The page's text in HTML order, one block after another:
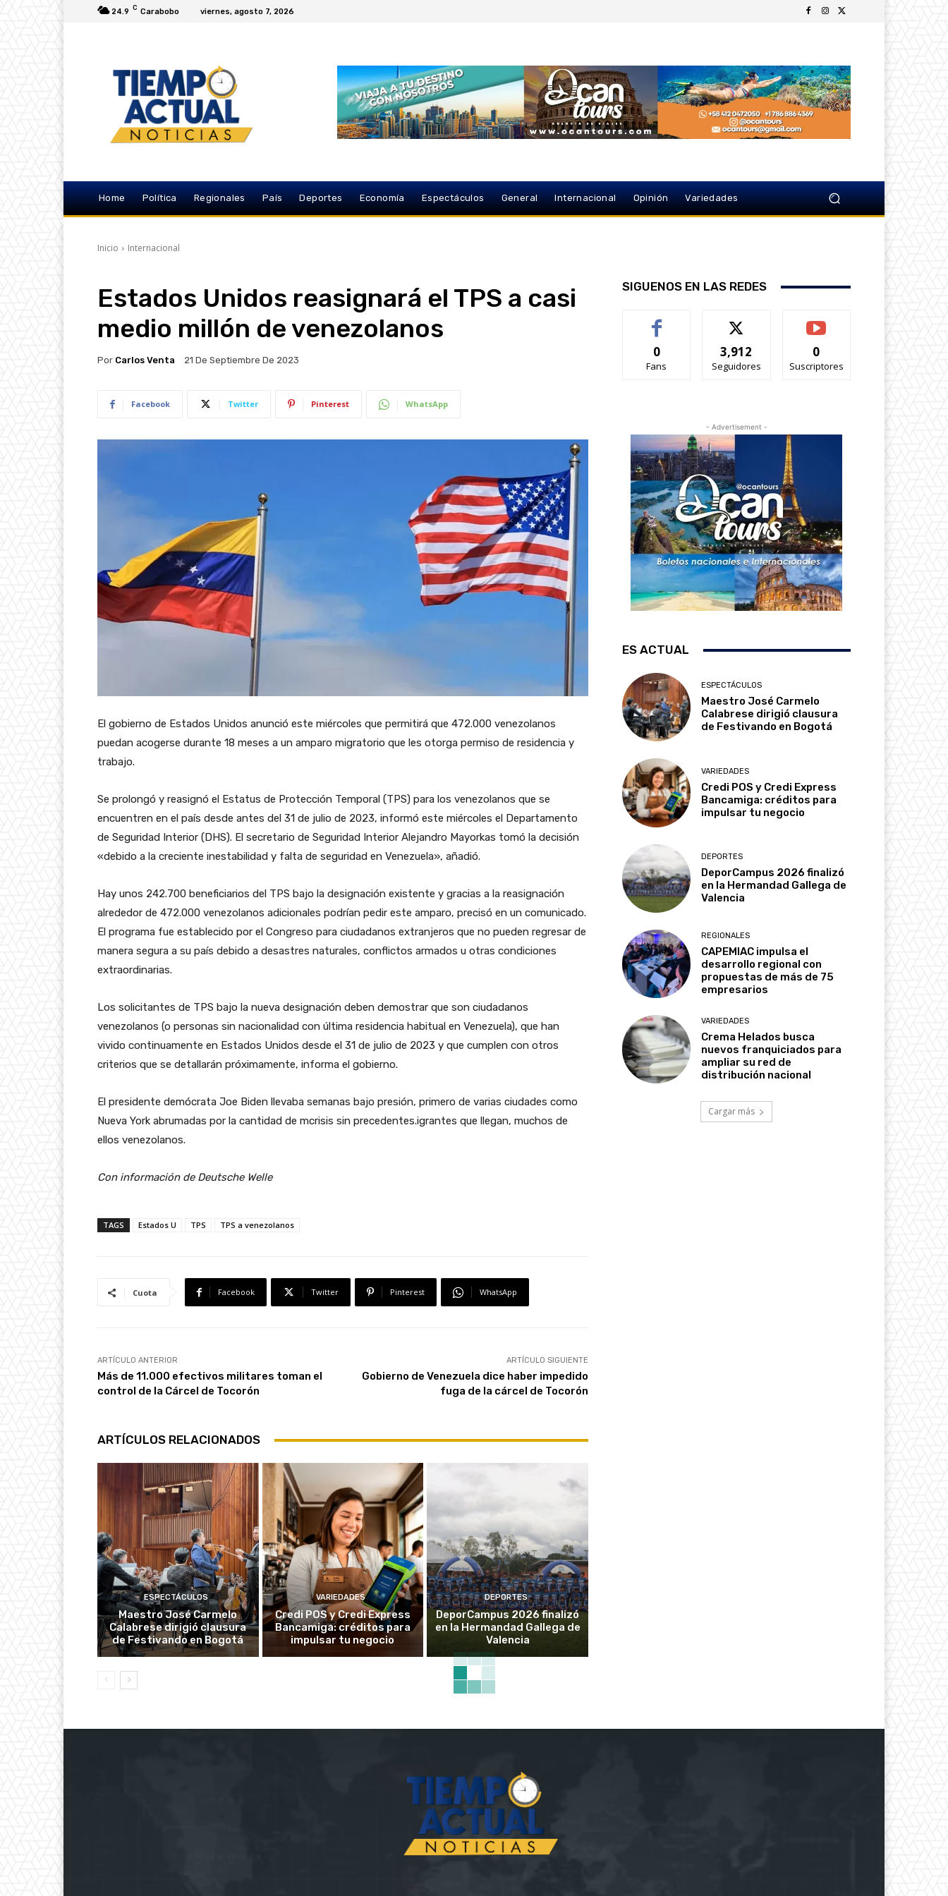
24.9 C Carabobo viernes, agosto 7, 2026
Home Política Regionales País Deportes Economía Espectáculos General Internacional Opinión Variedades
Inicio Internacional
Estados Unidos reasignará el TPS a casi
medio millón de venezolanos
Por Carlos Venta 21 De Septiembre De 2023
Facebook Twitter Pinterest WhatsApp
El gobierno de Estados Unidos anunció este miércoles que permitirá que 472.000 venezolanos
puedan acogerse durante 18 meses a un amparo migratorio que les otorga permiso de residencia y
trabajo.
Se prolongó y reasignó el Estatus de Protección Temporal (TPS) para los venezolanos que se
encuentren en el país desde antes del 31 de julio de 2023, informó este miércoles el Departamento
de Seguridad Interior (DHS). El secretario de Seguridad Interior Alejandro Mayorkas tomó la decisión
«debido a la creciente inestabilidad y falta de seguridad en Venezuela», añadió.
Hay unos 242.700 beneficiarios del TPS bajo la designación existente y gracias a la reasignación
alrededor de 472.000 venezolanos adicionales podrían pedir este amparo, precisó en un comunicado.
El programa fue establecido por el Congreso para ciudadanos extranjeros que no pueden regresar de
manera segura a su país debido a desastres naturales, conflictos armados u otras condiciones
extraordinarias.
Los solicitantes de TPS bajo la nueva designación deben demostrar que son ciudadanos
venezolanos (o personas sin nacionalidad con última residencia habitual en Venezuela), que han
vivido continuamente en Estados Unidos desde el 31 de julio de 2023 y que cumplen con otros
criterios que se detallarán próximamente, informa el gobierno.
El presidente demócrata Joe Biden llevaba semanas bajo presión, primero de varias ciudades como
Nueva York abrumadas por la cantidad de mcrisis sin precedentes.igrantes que llegan, muchos de
ellos venezolanos.
Con información de Deutsche Welle
TAGS Estados U TPS TPS a venezolanos
Cuota Facebook Twitter Pinterest WhatsApp
ARTÍCULO ANTERIOR
Más de 11.000 efectivos militares toman el
control de la Cárcel de Tocorón
ARTÍCULO SIGUIENTE
Gobierno de Venezuela dice haber impedido
fuga de la cárcel de Tocorón
ARTÍCULOS RELACIONADOS
ESPECTÁCULOS
Maestro José Carmelo
Calabrese dirigió clausura
de Festivando en Bogotá
VARIEDADES
Credi POS y Credi Express
Bancamiga: créditos para
impulsar tu negocio
DEPORTES
DeporCampus 2026 finalizó
en la Hermandad Gallega de
Valencia
SIGUENOS EN LAS REDES
0
Fans
3,912
Seguidores
0
Suscriptores
- Advertisement -
ES ACTUAL
ESPECTÁCULOS
Maestro José Carmelo
Calabrese dirigió clausura
de Festivando en Bogotá
VARIEDADES
Credi POS y Credi Express
Bancamiga: créditos para
impulsar tu negocio
DEPORTES
DeporCampus 2026 finalizó
en la Hermandad Gallega de
Valencia
REGIONALES
CAPEMIAC impulsa el
desarrollo regional con
propuestas de más de 75
empresarios
VARIEDADES
Crema Helados busca
nuevos franquiciados para
ampliar su red de
distribución nacional
Cargar más